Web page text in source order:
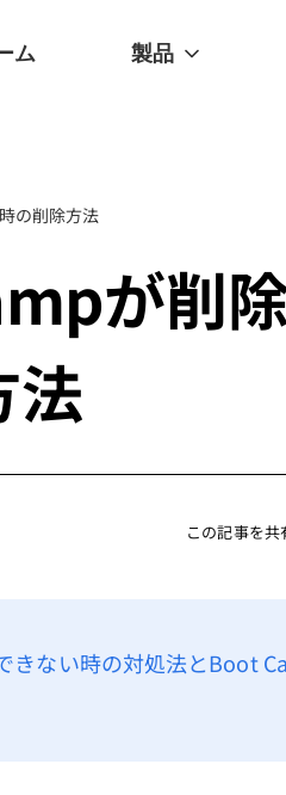
ム 製品
の削除方法
が削
法
この記事を共
ない時の対処法とBoot